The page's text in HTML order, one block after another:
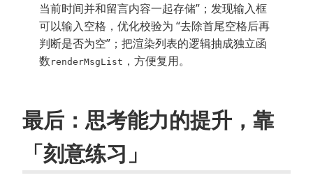
当前时间并和留言内容一起存储”；发现输入框
可以输入空格，优化校验为 “去除首尾空格后再
判断是否为空”；把渲染列表的逻辑抽成独立函
数 renderMsgList ，方便复用。
最后：思考能力的提升，靠
「刻意练习」